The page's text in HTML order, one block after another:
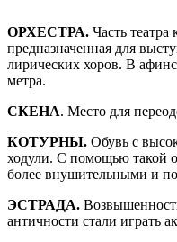
ОРХЕСТРА. Часть
предназначенная для
лирических хоров. В
метра.
СКЕНА. Место для
КОТУРНЫ. Обувь с
ходули. С помощью такой
более внушительными и
ЭСТРАДА.
античности стали играть